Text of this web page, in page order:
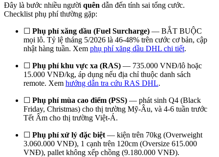
Đây là bước nhiều người quên dẫn đến tính sai tổng cước.
Checklist phụ phí thường gặp:
☐ Phụ phí xăng dầu (Fuel Surcharge) — BẮT BUỘC
mọi lô. Tỷ lệ tháng 5/2026 là 46-48% trên cước cơ bản, cập
nhật hàng tuần. Xem phụ phí xăng dầu DHL chi tiết.
☐ Phụ phí khu vực xa (RAS) — 735.000 VNĐ/lô hoặc
15.000 VNĐ/kg, áp dụng nếu địa chỉ thuộc danh sách
remote. Xem hướng dẫn tra cứu RAS DHL.
☐ Phụ phí mùa cao điểm (PSS) — phát sinh Q4 (Black
Friday, Christmas) cho thị trường Mỹ-Âu, và 4-6 tuần trước
Tết Âm cho thị trường Việt-Á.
☐ Phụ phí xử lý đặc biệt — kiện trên 70kg (Overweight
3.060.000 VNĐ), 1 cạnh trên 120cm (Oversize 615.000
VNĐ), pallet không xếp chồng (9.180.000 VNĐ).